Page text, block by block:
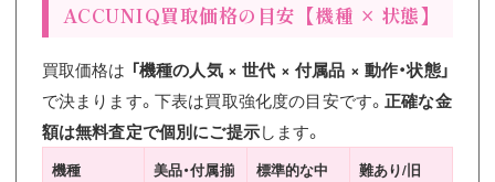
ACCUNIQ買取価格の目安【機種 × 状態】
買取価格は 「機種の人気 × 世代 × 付属品 × 動作・状態」
で決まります。下表は買取強化度の目安です。正確な金
額は無料査定で個別にご提示します。
機種
美品・付属揃
標準的な中
難あり/旧